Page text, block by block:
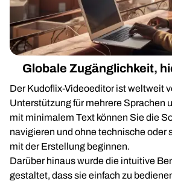
Globale Zugänglichkeit,
Der Kudoflix-Videoeditor ist weltweit
Unterstützung für mehrere Sprachen
mit minimalem Text können Sie die
navigieren und ohne technische oder
mit der Erstellung beginnen.
Darüber hinaus wurde die intuitive
gestaltet, dass sie einfach zu